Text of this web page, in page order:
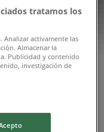
tratamos los
Analizar activamente las
Almacenar la
Publicidad y contenido
investigación de